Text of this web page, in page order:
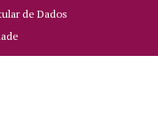
de Dados